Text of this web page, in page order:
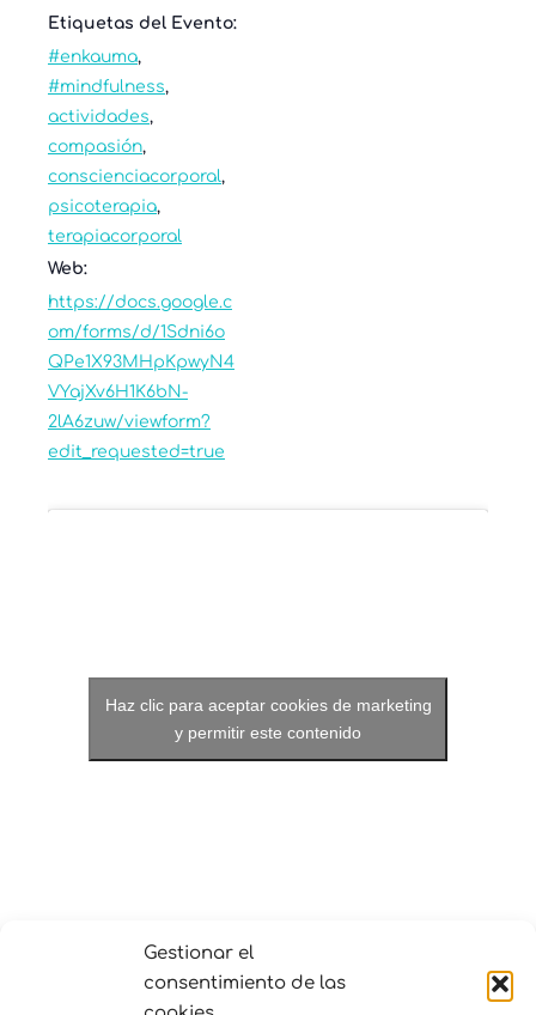
Gestionar el
consentimiento de las
Etiquetas del Evento:
#enkauma,
#mindfulness,
actividades,
compasión,
conscienciacorporal,
psicoterapia,
terapiacorporal
Web:
https://docs.google.c
om/forms/d/1Sdni6o
QPe1X93MHpKpwyN4
VYajXv6H1K6bN-
2lA6zuw/viewform?
edit_requested=true
Haz clic para aceptar cookies de marketing
y permitir este contenido